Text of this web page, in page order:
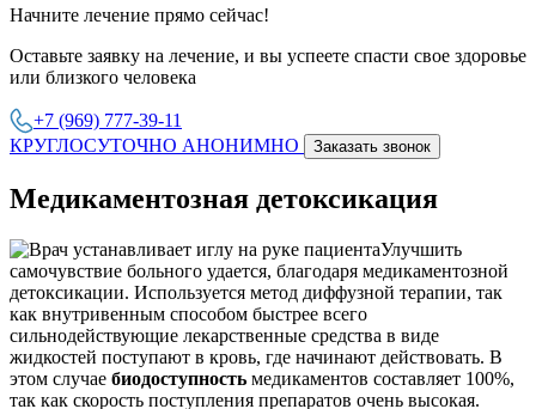
Начните лечение прямо сейчас!
Оставьте заявку на лечение, и вы успеете спасти свое здоровье
или близкого человека
+7 (969) 777-39-11
КРУГЛОСУТОЧНО АНОНИМНО
Заказать звонок
Медикаментозная детоксикация
Улучшить
самочувствие больного удается, благодаря медикаментозной
детоксикации. Используется метод диффузной терапии, так
как внутривенным способом быстрее всего
сильнодействующие лекарственные средства в виде
жидкостей поступают в кровь, где начинают действовать. В
этом случае биодоступность медикаментов составляет 100%,
так как скорость поступления препаратов очень высокая.